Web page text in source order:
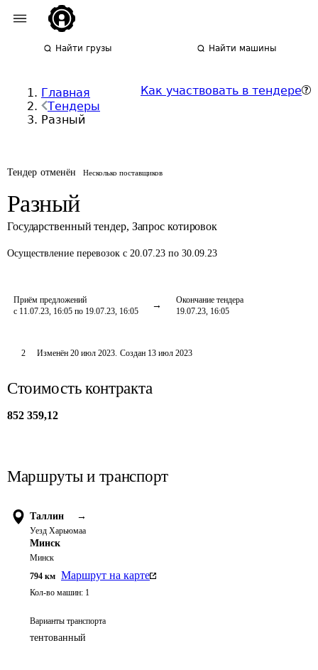
Найти грузы Найти машины
Главная
Тендеры
Разный
Как участвовать в тендере
Тендер отменён Несколько поставщиков
Разный
Государственный тендер, Запрос котировок
Осуществление перевозок с 20.07.23 по 30.09.23
Приём предложений
с 11.07.23, 16:05 по 19.07.23, 16:05
Окончание тендера
19.07.23, 16:05
2 Изменён 20 июл 2023. Создан 13 июл 2023
Стоимость контракта
852 359,12
Маршруты и транспорт
Таллин →
Уезд Харьюмаа
Минск
Минск
794 км Маршрут на карте
Кол-во машин: 1
Варианты транспорта
тентованный